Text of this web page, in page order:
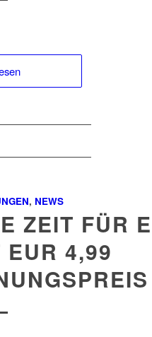
, NEWS
ZEIT FÜR
EUR 4,99